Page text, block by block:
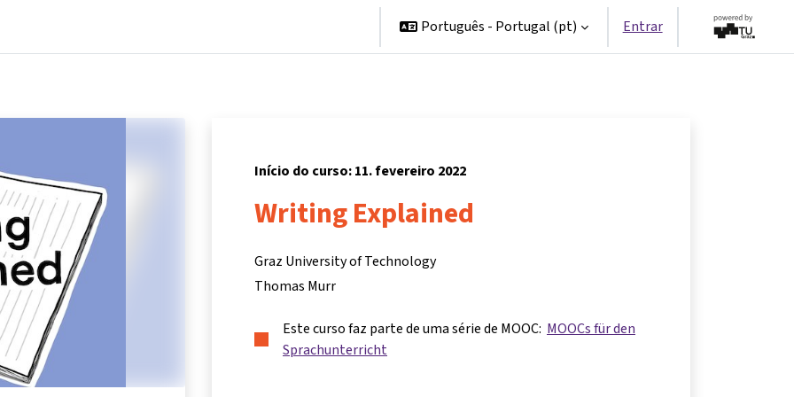
Português - Portugal ‎(pt)‎ Entrar
Início do curso: 11. fevereiro 2022
Writing Explained
Graz University of Technology
Thomas Murr
Este curso faz parte de uma série de MOOC: MOOCs für den
Sprachunterricht